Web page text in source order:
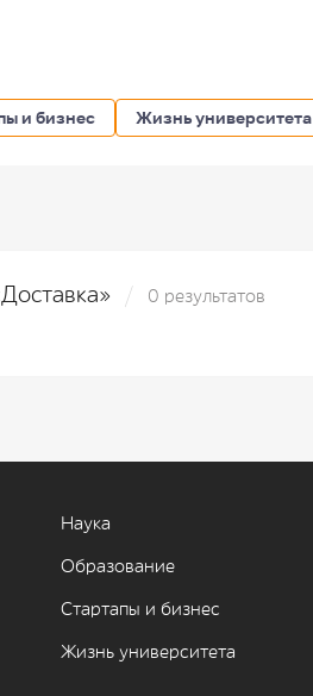
и бизнес Жизнь университета
0 результатов
Наука
Образование
Стартапы и бизнес
Жизнь университета